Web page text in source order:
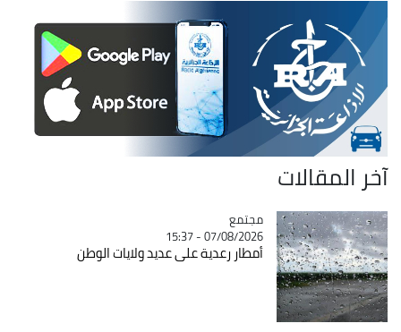
آخر المقالات
Catégorie
مجتمع
07/08/2026 - 15:37
أمطار رعدية على عديد ولايات الوطن